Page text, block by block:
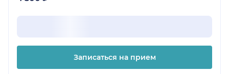
Записаться на прием